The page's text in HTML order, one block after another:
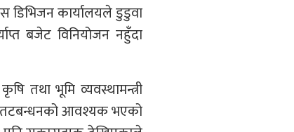
डिभिजन कार्यालयले डुडुवा
बजेट विनियोजन नहुँदा
तथा भूमि व्यवस्थामन्त्री
तटबन्धनको आवश्यक भएको